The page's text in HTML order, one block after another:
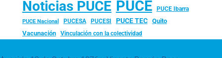
Noticias PUCE PUCE PUCE Ibarra
PUCE Nacional PUCESA PUCESI PUCE TEC
Quito
Vacunación
Vinculación con la colectividad